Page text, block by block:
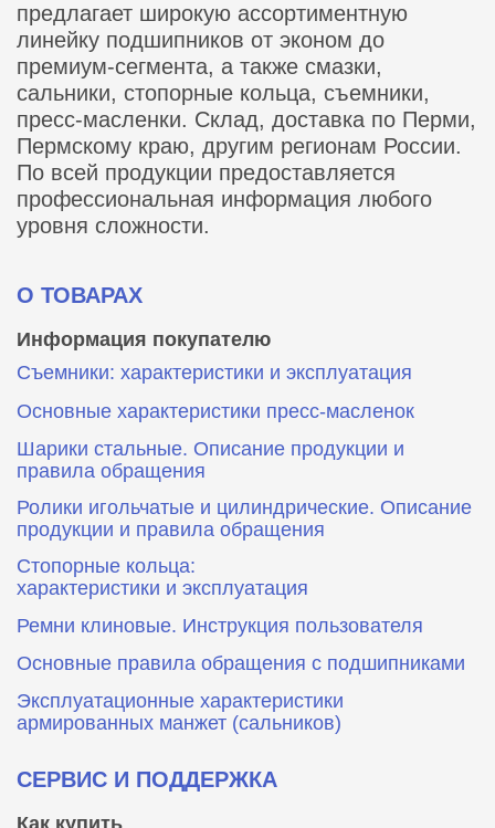
предлагает широкую ассортиментную
линейку подшипников от эконом до
премиум-сегмента, а также смазки,
сальники, стопорные кольца, съемники,
пресс-масленки. Склад, доставка по Перми,
Пермскому краю, другим регионам России.
По всей продукции предоставляется
профессиональная информация любого
уровня сложности.
О ТОВАРАХ
Информация покупателю
Съемники: характеристики и эксплуатация
Основные характеристики пресс‑масленок
Шарики стальные. Описание продукции и
правила обращения
Ролики игольчатые и цилиндрические. Описание
продукции и правила обращения
Стопорные кольца:
характеристики и эксплуатация
Ремни клиновые. Инструкция пользователя
Основные правила обращения с подшипниками
Эксплуатационные характеристики
армированных манжет (сальников)
СЕРВИС И ПОДДЕРЖКА
Как купить